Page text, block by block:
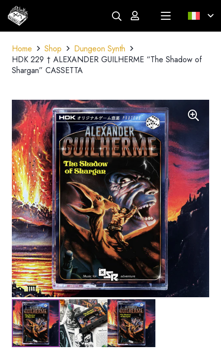
Home Shop
Dungeon Synth
HDK 229 † ALEXANDER GUILHERME “The Shadow of
Shargan” CASSETTA